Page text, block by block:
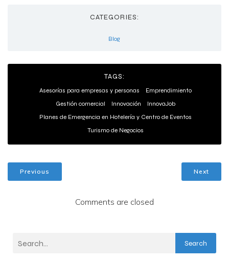
CATEGORIES:
Blog
TAGS:
Asesorías para empresas y personas
Emprendimiento
Gestión comercial
Innovación
InnovaJob
Planes de Emergencia en Hotelería y Centro de Eventos
Turismo de Negocios
Previous Next
Comments are closed
Search